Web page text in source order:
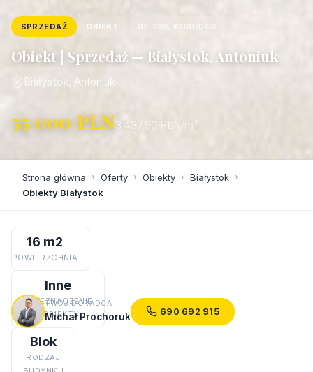
SPRZEDAŻ OBIEKT ID: 229/4300/OOS
Obiekt | Sprzedaż — Białystok, Antoniuk
Białystok, Antoniuk
55 000 PLN3 437,50 PLN/m²
Strona główna › Oferty › Obiekty › Białystok ›
Obiekty Białystok
16 m2
POWIERZCHNIA
Inne
PRZEZNACZENIE
(OBIEKT)
Blok
RODZAJ
TWÓJ DORADCA
Michał Prochoruk 690 692 915